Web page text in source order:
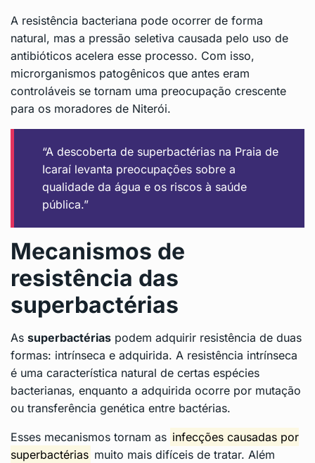
A resistência bacteriana pode ocorrer de forma
natural, mas a pressão seletiva causada pelo uso de
antibióticos acelera esse processo. Com isso,
microrganismos patogênicos que antes eram
controláveis se tornam uma preocupação crescente
para os moradores de Niterói.
“A descoberta de superbactérias na Praia de
Icaraí levanta preocupações sobre a
qualidade da água e os riscos à saúde
pública.”
Mecanismos de
resistência das
superbactérias
As superbactérias podem adquirir resistência de duas
formas: intrínseca e adquirida. A resistência intrínseca
é uma característica natural de certas espécies
bacterianas, enquanto a adquirida ocorre por mutação
ou transferência genética entre bactérias.
Esses mecanismos tornam as infecções causadas por
superbactérias muito mais difíceis de tratar. Além